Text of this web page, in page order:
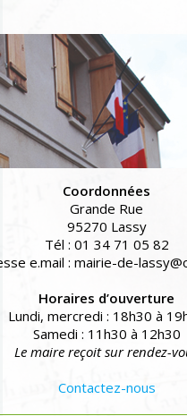
Coordonnées
Grande Rue
95270 Lassy
Tél : 01 34 71 05 82
e.mail : mairie-de-
Horaires d’ouverture
Lundi, mercredi : 18h30 à
Samedi : 11h30 à 12h30
Le maire reçoit sur rendez-
Contactez-nous